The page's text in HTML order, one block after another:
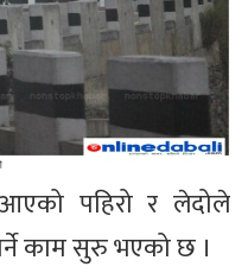
पहिरो र लेदोले
काम सुरु भएको छ ।